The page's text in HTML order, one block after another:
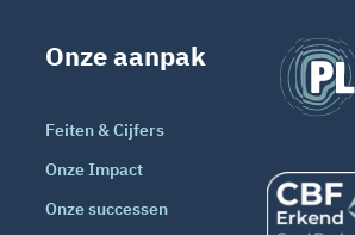
Onze aanpak
Feiten & Cijfers
Onze Impact
Onze successen